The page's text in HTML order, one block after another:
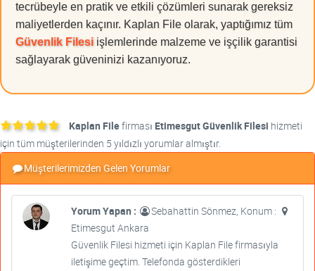
tecrübeyle en pratik ve etkili çözümleri sunarak gereksiz
maliyetlerden kaçınır. Kaplan File olarak, yaptığımız tüm
Güvenlik Filesi işlemlerinde malzeme ve işçilik garantisi
sağlayarak güveninizi kazanıyoruz.
Kaplan Filefirması Etimesgut Güvenlik Filesi hizmeti
için tüm müşterilerinden 5 yıldızlı yorumlar almıştır.
Müşterilerimizden Gelen Yorumlar
Yorum Yapan :
Sebahattin Sönmez, Konum :
Etimesgut Ankara
Güvenlik Filesi hizmeti için Kaplan File firmasıyla
iletişime geçtim. Telefonda gösterdikleri